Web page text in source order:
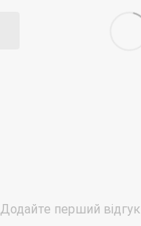
Додайте перший відгук